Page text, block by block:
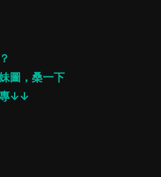
圖，桑一下
專↓↓